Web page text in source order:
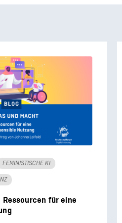
FEMINISTISCHE KI
Ressourcen für eine